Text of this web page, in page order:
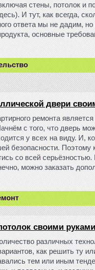
стены, потолок и
И тут, как всегда,
ответа мы не дадим,
основные
двери
ремонта
с того, что дверь
у всех на виду. И,
безопасности. Поэтому
со всей
можно заказать
своими руками
различных
как решить ту
тем или иным